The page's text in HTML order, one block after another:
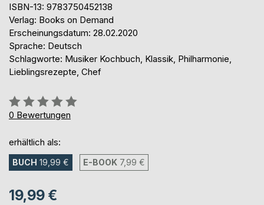
ISBN-13: 9783750452138
Verlag: Books on Demand
Erscheinungsdatum: 28.02.2020
Sprache: Deutsch
Schlagworte: Musiker Kochbuch, Klassik, Philharmonie,
Lieblingsrezepte, Chef
Bewertung::
0%
0 Bewertungen
erhältlich als:
BUCH 19,99 € E-BOOK 7,99 €
19,99 €